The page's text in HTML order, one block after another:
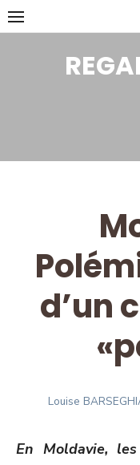
Skip
to
d’un
Author
Louise
En Moldavie,